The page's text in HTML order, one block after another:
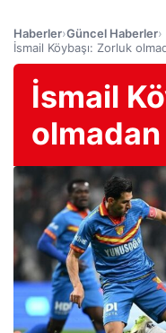
Haberler›Güncel Haberler›
İsmail Köybaşı: Zorluk
İsmail